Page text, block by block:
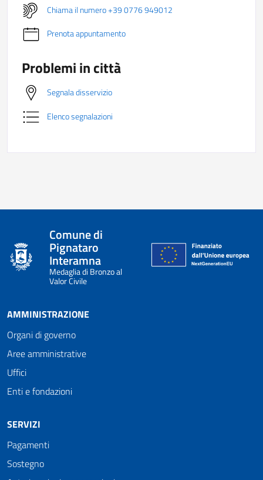
Chiama il numero +39 0776 949012
Prenota appuntamento
Problemi in città
Segnala disservizio
Elenco segnalazioni
Comune di
Pignataro
Interamna
Medaglia di Bronzo al
Valor Civile
AMMINISTRAZIONE
Organi di governo
Aree amministrative
Uffici
Enti e fondazioni
SERVIZI
Pagamenti
Sostegno